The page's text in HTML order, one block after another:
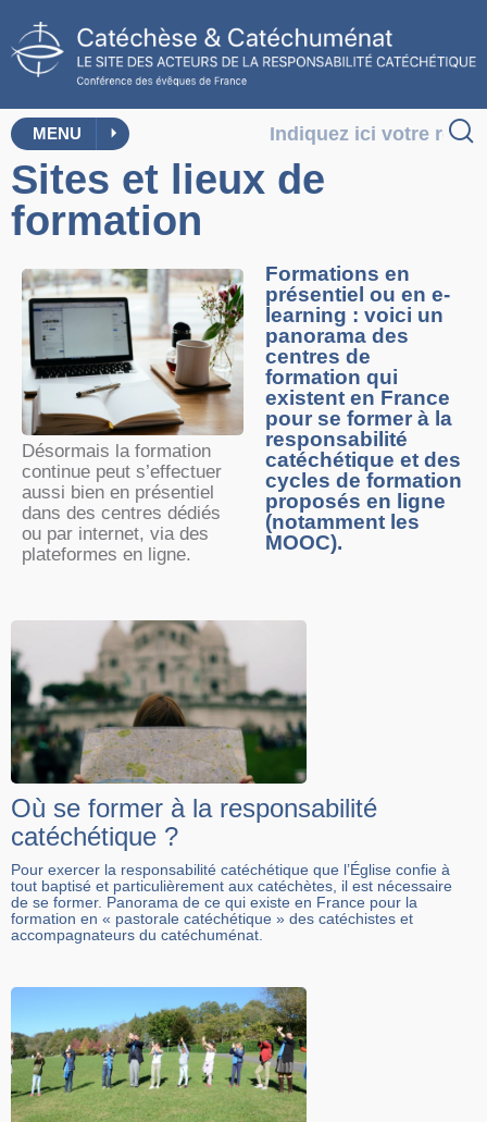
MENU
Sites et lieux de
formation
Désormais la formation
continue peut s’effectuer
aussi bien en présentiel
dans des centres dédiés
ou par internet, via des
plateformes en ligne.
Formations en
présentiel ou en e-
learning : voici un
panorama des
centres de
formation qui
existent en France
pour se former à la
responsabilité
catéchétique et des
cycles de formation
proposés en ligne
(notamment les
MOOC).
Où se former à la responsabilité
catéchétique ?
Pour exercer la responsabilité catéchétique que l’Église confie à
tout baptisé et particulièrement aux catéchètes, il est nécessaire
de se former. Panorama de ce qui existe en France pour la
formation en « pastorale catéchétique » des catéchistes et
accompagnateurs du catéchuménat.